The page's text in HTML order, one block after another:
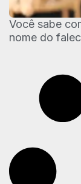
Você sabe
nome do